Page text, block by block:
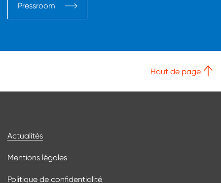
Pressroom
Haut de page
Bas de page
Actualités
Mentions légales
Politique de confidentialité